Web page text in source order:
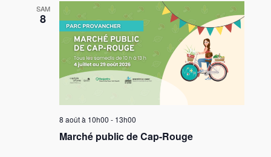
SAM
8
Marché public de Cap-Rouge
8 août à 10h00 - 13h00